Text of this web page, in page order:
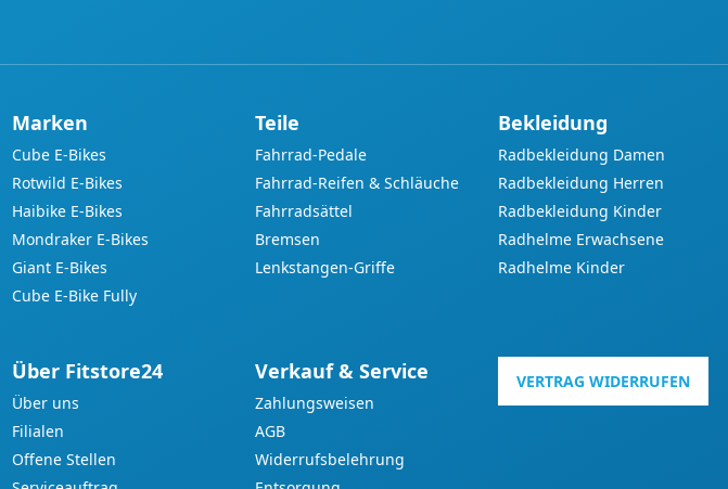
Marken
Cube E-Bikes
Rotwild E-Bikes
Haibike E-Bikes
Mondraker E-Bikes
Giant E-Bikes
Cube E-Bike Fully
Teile
Fahrrad-Pedale
Fahrrad-Reifen & Schläuche
Fahrradsättel
Bremsen
Lenkstangen-Griffe
Bekleidung
Radbekleidung Damen
Radbekleidung Herren
Radbekleidung Kinder
Radhelme Erwachsene
Radhelme Kinder
Über Fitstore24
Über uns
Filialen
Offene Stellen
Verkauf & Service
Zahlungsweisen
AGB
Widerrufsbelehrung
VERTRAG WIDERRUFEN